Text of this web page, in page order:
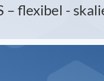
flexibel -